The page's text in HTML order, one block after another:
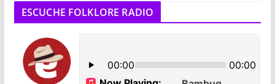
ESCUCHE FOLKLORE RADIO